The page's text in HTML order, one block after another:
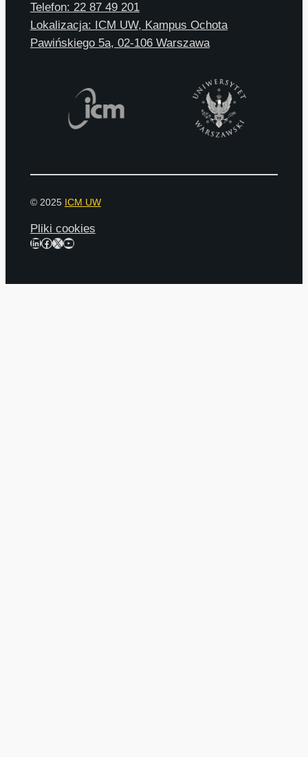
Telefon: 22 87 49 201
Lokalizacja: ICM UW, Kampus Ochota
Pawińskiego 5a, 02-106 Warszawa
© 2025 ICM UW
Pliki cookies
LinkedIn Facebook X YouTube